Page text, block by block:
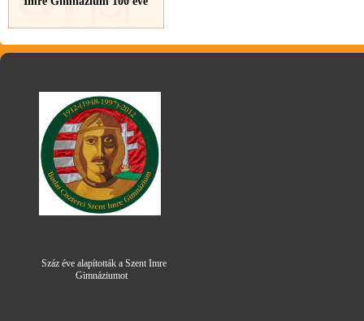
Száz éve alapították a Szent Imre
Gimnáziumot